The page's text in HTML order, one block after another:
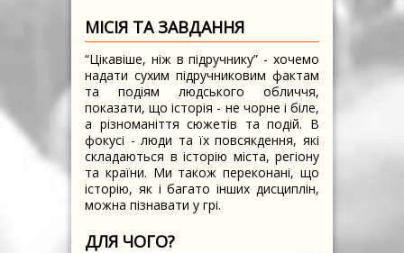
МІСІЯ ТА ЗАВДАННЯ
“Цікавіше, ніж в підручнику” - хочемо
надати сухим підручниковим фактам
та подіям людського обличчя,
показати, що історія - не чорне і біле,
а різноманіття сюжетів та подій. В
фокусі - люди та їх повсякдення, які
складаються в історію міста, регіону
та країни. Ми також переконані, що
історію, як і багато інших дисциплін,
можна пізнавати у грі.
ДЛЯ ЧОГО?